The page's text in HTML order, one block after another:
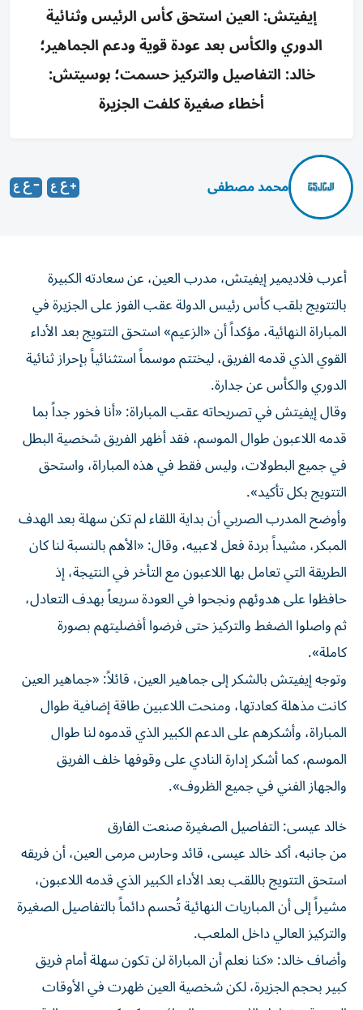
إيفيتش: العين استحق كأس الرئيس وثنائية
الدوري والكأس بعد عودة قوية ودعم الجماهير؛
خالد: التفاصيل والتركيز حسمت؛ بوسيتش:
أخطاء صغيرة كلفت الجزيرة
محمد مصطفى
أعرب فلاديمير إيفيتش، مدرب العين، عن سعادته الكبيرة
بالتتويج بلقب كأس رئيس الدولة عقب الفوز على الجزيرة في
المباراة النهائية، مؤكداً أن «الزعيم» استحق التتويج بعد الأداء
القوي الذي قدمه الفريق، ليختتم موسماً استثنائياً بإحراز ثنائية
الدوري والكأس عن جدارة.
وقال إيفيتش في تصريحاته عقب المباراة: «أنا فخور جداً بما
قدمه اللاعبون طوال الموسم، فقد أظهر الفريق شخصية البطل
في جميع البطولات، وليس فقط في هذه المباراة، واستحق
التتويج بكل تأكيد».
وأوضح المدرب الصربي أن بداية اللقاء لم تكن سهلة بعد الهدف
المبكر، مشيداً بردة فعل لاعبيه، وقال: «الأهم بالنسبة لنا كان
الطريقة التي تعامل بها اللاعبون مع التأخر في النتيجة، إذ
حافظوا على هدوئهم ونجحوا في العودة سريعاً بهدف التعادل،
ثم واصلوا الضغط والتركيز حتى فرضوا أفضليتهم بصورة
كاملة».
وتوجه إيفيتش بالشكر إلى جماهير العين، قائلاً: «جماهير العين
كانت مذهلة كعادتها، ومنحت اللاعبين طاقة إضافية طوال
المباراة، وأشكرهم على الدعم الكبير الذي قدموه لنا طوال
الموسم، كما أشكر إدارة النادي على وقوفها خلف الفريق
والجهاز الفني في جميع الظروف».
خالد عيسى: التفاصيل الصغيرة صنعت الفارق
من جانبه، أكد خالد عيسى، قائد وحارس مرمى العين، أن فريقه
استحق التتويج باللقب بعد الأداء الكبير الذي قدمه اللاعبون،
مشيراً إلى أن المباريات النهائية تُحسم دائماً بالتفاصيل الصغيرة
والتركيز العالي داخل الملعب.
وأضاف خالد: «كنا نعلم أن المباراة لن تكون سهلة أمام فريق
كبير بحجم الجزيرة، لكن شخصية العين ظهرت في الأوقات